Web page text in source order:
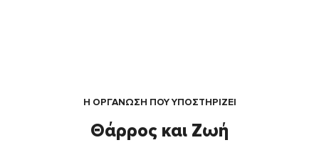
Η ΟΡΓΆΝΩΣΗ ΠΟΥ ΥΠΟΣΤΗΡΙΖΕΙ
Θάρρος και Ζωή